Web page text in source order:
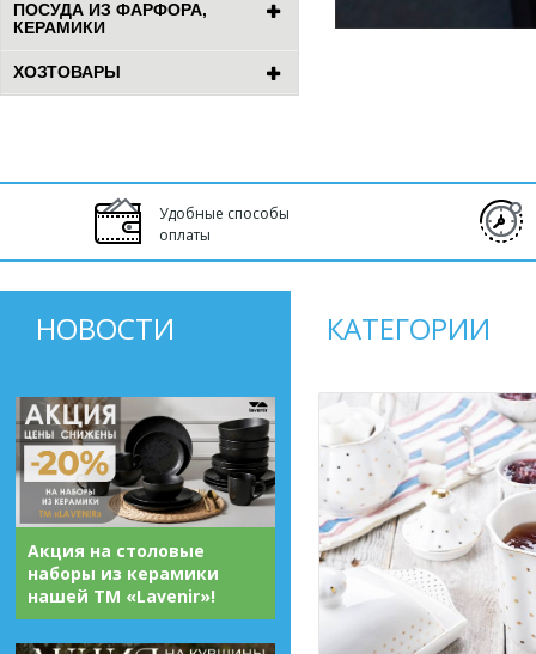
ПОСУДА ИЗ ФАРФОРА,
КЕРАМИКИ
ХОЗТОВАРЫ
Удобные способы
оплаты
НОВОСТИ
Акция на столовые
наборы из керамики
нашей ТМ «Lavenir»!
КАТЕГОРИИ